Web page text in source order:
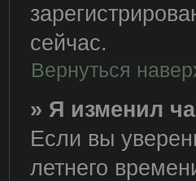
сейчас.
Вернуться
» Я изменил
Если вы
летнего